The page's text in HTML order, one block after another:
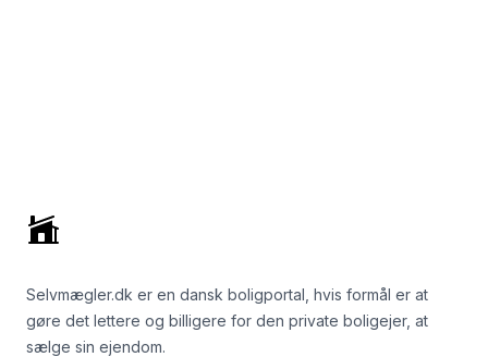
Selvmægler.dk er en dansk boligportal, hvis formål er at
gøre det lettere og billigere for den private boligejer, at
sælge sin ejendom.